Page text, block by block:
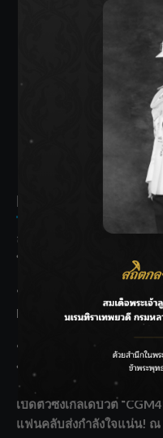
THE BEST
Recent Posts
ลุยไม่หยุด!! กรมชลฯ เร่งเค
ทั่วไทย
“BILLKIN” สร้างความภาค
Malaysia พร้อมโชว์สุดประ
“สุริยะ” สั่งกรมชลฯ เฝ้าระวั
บริหารเชิงรุกลดเสี่ยงน้ำท่วม
เปิดตัวซิงเกิลเดบิวต์
แฟนคลับส่งกำลังใจแน่น! ณ